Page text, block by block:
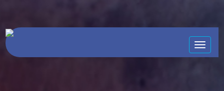
Toggle